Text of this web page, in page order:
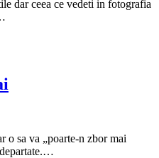
dar ceea ce vedeti in fotografia
o sa va „poarte-n zbor mai